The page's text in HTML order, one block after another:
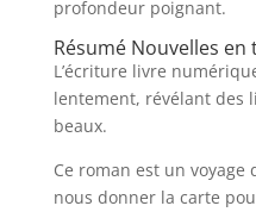
profondeur poignant.
Résumé Nouvelles en
L’écriture livre
lentement, révélant des
beaux.
Ce roman est un voyage
nous donner la carte